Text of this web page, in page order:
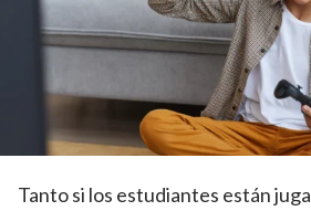
Conectar con
Tanto si los estudiantes están